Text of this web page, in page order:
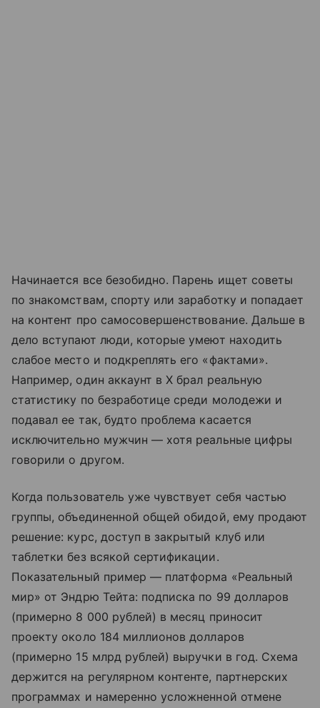
Начинается все безобидно. Парень ищет советы
по знакомствам, спорту или заработку и попадает
на контент про самосовершенствование. Дальше в
дело вступают люди, которые умеют находить
слабое место и подкреплять его «фактами».
Например, один аккаунт в X брал реальную
статистику по безработице среди молодежи и
подавал ее так, будто проблема касается
исключительно мужчин — хотя реальные цифры
говорили о другом.
Когда пользователь уже чувствует себя частью
группы, объединенной общей обидой, ему продают
решение: курс, доступ в закрытый клуб или
таблетки без всякой сертификации.
Показательный пример — платформа «Реальный
мир» от Эндрю Тейта: подписка по 99 долларов
(примерно 8 000 рублей) в месяц приносит
проекту около 184 миллионов долларов
(примерно 15 млрд рублей) выручки в год. Схема
держится на регулярном контенте, партнерских
программах и намеренно усложненной отмене